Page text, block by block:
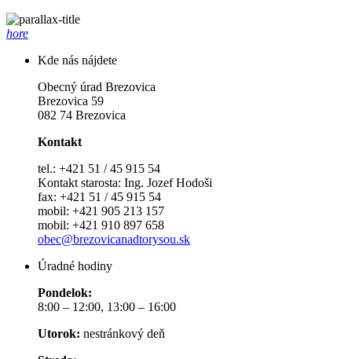
hore
Kde nás nájdete
Obecný úrad Brezovica
Brezovica 59
082 74 Brezovica
Kontakt
tel.: +421 51 / 45 915 54
Kontakt starosta: Ing. Jozef Hodoši
fax: +421 51 / 45 915 54
mobil: +421 905 213 157
mobil: +421 910 897 658
obec@brezovicanadtorysou.sk
Úradné hodiny
Pondelok:
8:00 – 12:00, 13:00 – 16:00
Utorok: nestránkový deň